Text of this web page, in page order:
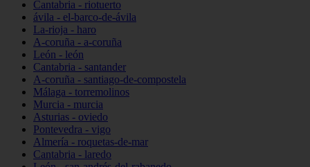
Cantabria - riotuerto
ávila - el-barco-de-ávila
La-rioja - haro
A-coruña - a-coruña
León - león
Cantabria - santander
A-coruña - santiago-de-compostela
Málaga - torremolinos
Murcia - murcia
Asturias - oviedo
Pontevedra - vigo
Almería - roquetas-de-mar
Cantabria - laredo